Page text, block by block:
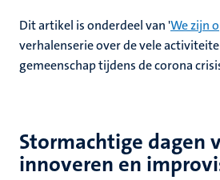
Dit artikel is onderdeel van 'We zijn
verhalenserie over de vele
gemeenschap tijdens de corona
Stormachtige dagen
innoveren en